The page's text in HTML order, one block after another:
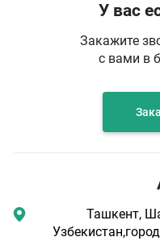
У вас
Закажите
с вами в
Ташкент,